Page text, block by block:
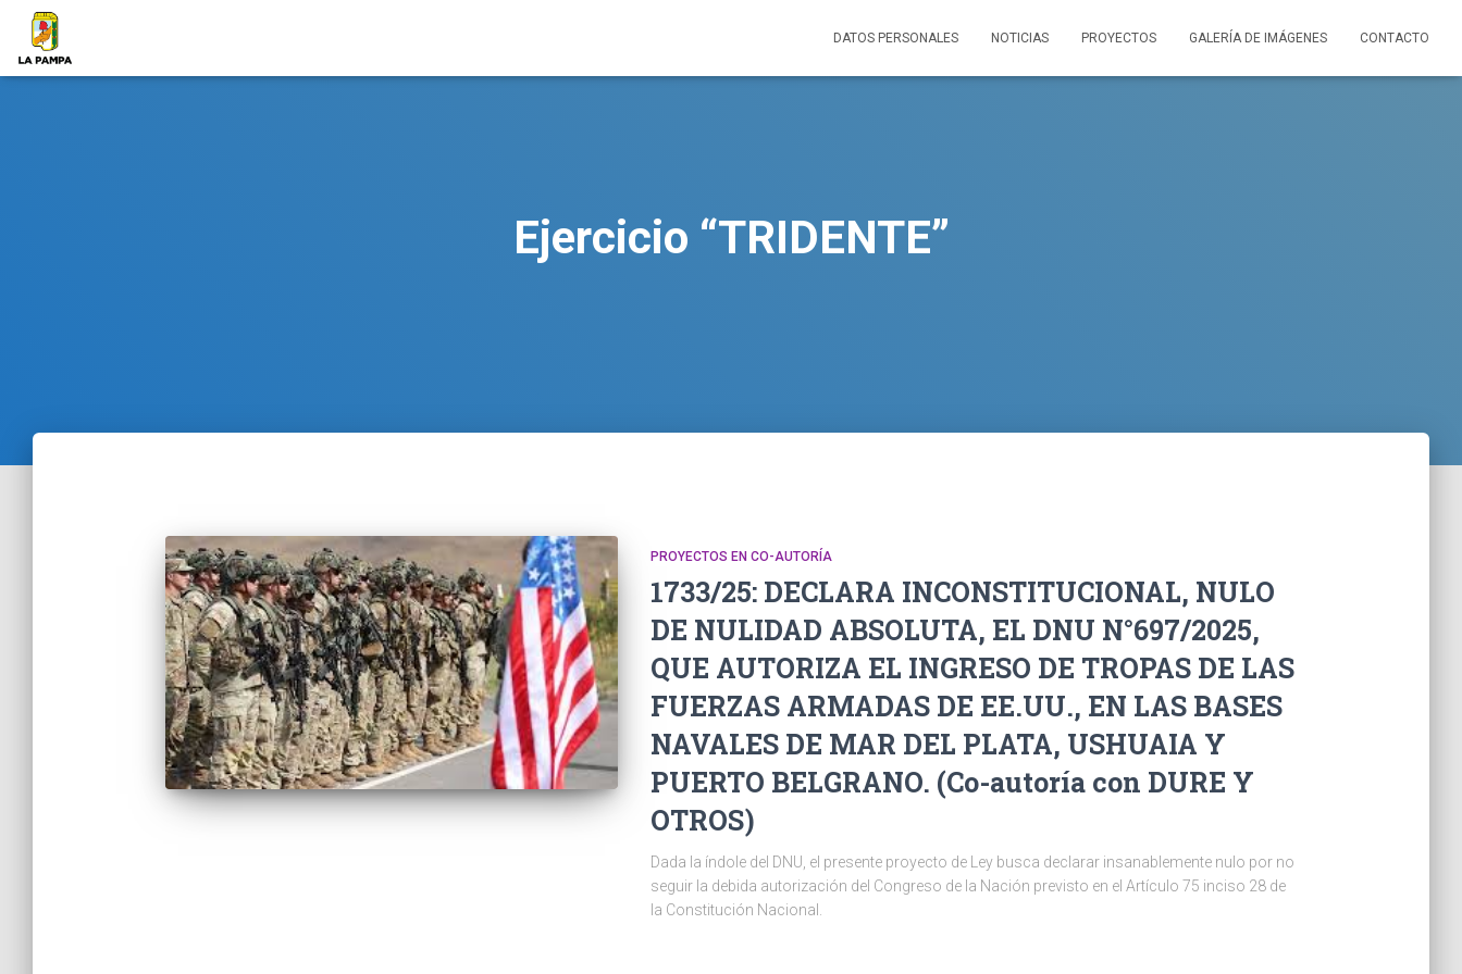
DATOS PERSONALES NOTICIAS PROYECTOS GALERÍA DE IMÁGENES CONTACTO
Ejercicio “TRIDENTE”
PROYECTOS EN CO-AUTORÍA
1733/25: DECLARA INCONSTITUCIONAL, NULO
DE NULIDAD ABSOLUTA, EL DNU N°697/2025,
QUE AUTORIZA EL INGRESO DE TROPAS DE LAS
FUERZAS ARMADAS DE EE.UU., EN LAS BASES
NAVALES DE MAR DEL PLATA, USHUAIA Y
PUERTO BELGRANO. (Co-autoría con DURE Y
OTROS)
Dada la índole del DNU, el presente proyecto de Ley busca declarar insanablemente nulo por no
seguir la debida autorización del Congreso de la Nación previsto en el Artículo 75 inciso 28 de
la Constitución Nacional.